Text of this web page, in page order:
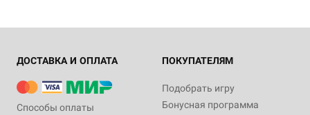
ДОСТАВКА И ОПЛАТА
Способы оплаты
ПОКУПАТЕЛЯМ
Подобрать игру
Бонусная программа